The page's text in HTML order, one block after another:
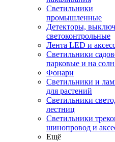
Светильники
промышленные
Детекторы,
светоконтрольные
Лента LED и
Светильники
парковые и на
Фонари
Светильники и
для растений
Светильники
лестниц
Светильники
шинопровод и
Ещё